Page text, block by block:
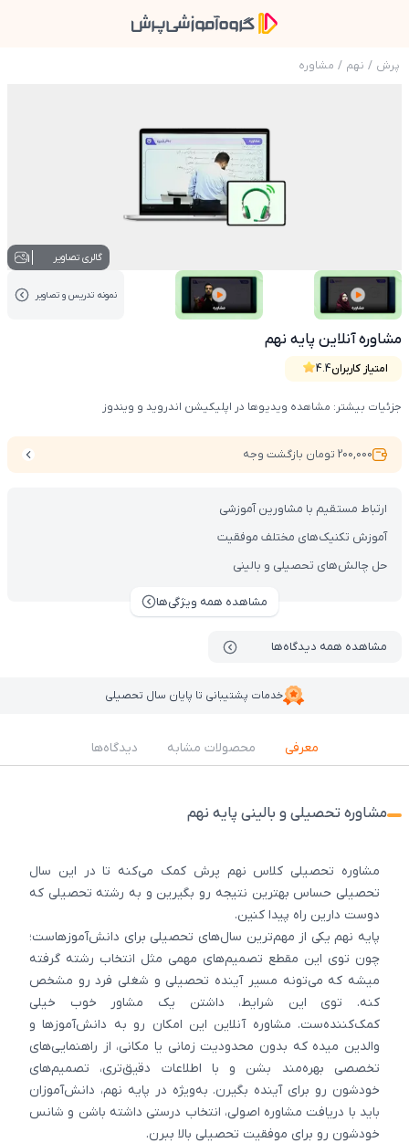
پرش / نهم / مشاوره
گالری تصاویر 1
عکس کاور نمونه تدریس
نمونه تدریس‌ و تصاویر
مشاوره آنلاین پایه نهم
امتیاز کاربران4.4
ارتباط مستقیم با مشاورین آموزشی
آموزش تکنیک‌های مختلف موفقیت
حل چالش‌های تحصیلی و بالینی
مشاهده همه ویژگی‌ها
مشاهده همه دیدگاه‌ها
خدمات پشتیبانی تا پایان سال تحصیلی
جزئیات بیشتر: مشاهده ویدیوها در اپلیکیشن اندروید و ویندوز
200,000 تومان بازگشت وجه
معرفی محصولات مشابه دیدگاه‌ها
مشاوره تحصیلی و بالینی پایه نهم
مشاوره تحصیلی کلاس نهم پرش کمک می‌کنه تا در این سال
تحصیلی حساس بهترین نتیجه رو بگیرین و به رشته تحصیلی‌ که
دوست دارین راه پیدا کنین.
پایه نهم یکی از مهم‌ترین سال‌های تحصیلی برای دانش‌آموزهاست؛
چون توی این مقطع تصمیم‌های مهمی مثل انتخاب رشته گرفته
میشه که می‌تونه مسیر آینده تحصیلی و شغلی فرد رو مشخص
کنه. توی این شرایط، داشتن یک مشاور خوب خیلی
کمک‌کننده‌ست. مشاوره آنلاین این امکان رو به دانش‌آموزها و
والدین میده که بدون محدودیت زمانی یا مکانی، از راهنمایی‌های
تخصصی بهره‌مند بشن و با اطلاعات دقیق‌تری، تصمیم‌های
خودشون رو برای آینده بگیرن. به‌ویژه در پایه نهم، دانش‌آموزان
باید با دریافت مشاوره اصولی، انتخاب درستی داشته باشن و شانس
خودشون رو برای موفقیت تحصیلی بالا ببرن.